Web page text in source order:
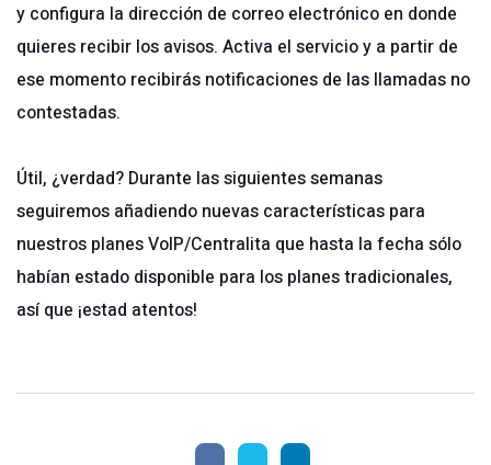
y configura la dirección de correo electrónico en donde
quieres recibir los avisos. Activa el servicio y a partir de
ese momento recibirás notificaciones de las llamadas no
contestadas.
Útil, ¿verdad? Durante las siguientes semanas
seguiremos añadiendo nuevas características para
nuestros planes VoIP/Centralita que hasta la fecha sólo
habían estado disponible para los planes tradicionales,
así que ¡estad atentos!